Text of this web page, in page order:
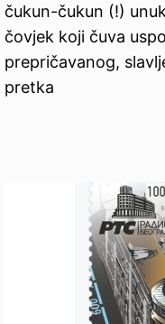
čukun-čukun (!)
čovjek koji čuva
prepričavanog,
pretka